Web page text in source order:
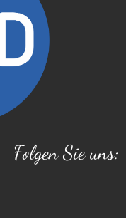
Folgen Sie uns: